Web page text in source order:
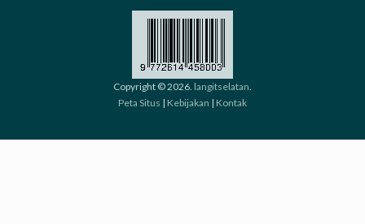
Copyright © 2026. langitselatan.
Peta Situs | Kebijakan | Kontak